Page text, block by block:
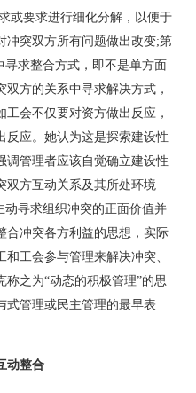
或要求进行细化分解，以便于
冲突双方所有问题做出改变;第
寻求整合方式，即不是单方面
方的关系中寻求解决方式，
会不仅要对资方做出反应，
反应。她认为这是探索建设性
调管理者应该自觉确立建设性
双方互动关系及其所处环境
动寻求组织冲突的正面价值并
合冲突各方利益的思想，实际
工会参与管理来解决冲突、
之为“动态的积极管理”的思
式管理或民主管理的最早表
动整合